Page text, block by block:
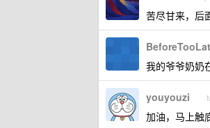
苦尽甘来，后
我的爷爷奶奶
youyouzi
加油，马上触